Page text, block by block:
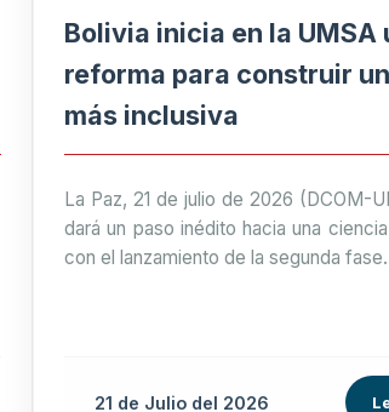
Bolivia inicia en la UMSA
reforma para construir
más inclusiva
La Paz, 21 de julio de 2026 (DCOM-
dará un paso inédito hacia una
con el lanzamiento de la segunda
21 de Julio del 2026